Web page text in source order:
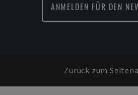
ANMELDEN FÜR DEN
Zurück zum